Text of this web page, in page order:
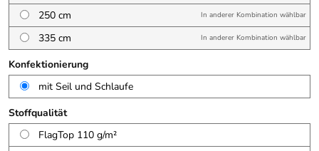
250 cm In anderer Kombination wählbar
335 cm In anderer Kombination wählbar
Konfektionierung
mit Seil und Schlaufe
Stoffqualität
FlagTop 110 g/m²